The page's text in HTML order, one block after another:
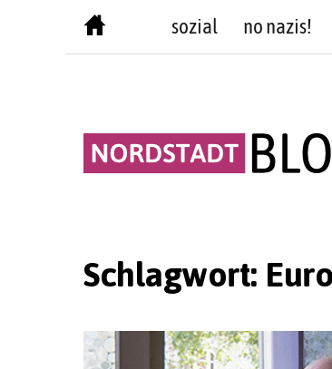
sozial no nazis!
Schlagwort: